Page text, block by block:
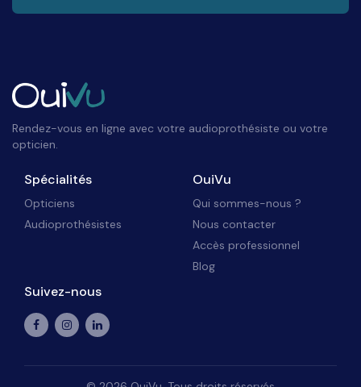
Rendez-vous en ligne avec votre audioprothésiste ou votre
opticien.
Spécialités
Opticiens
Audioprothésistes
OuiVu
Qui sommes-nous ?
Nous contacter
Accès professionnel
Blog
Suivez-nous